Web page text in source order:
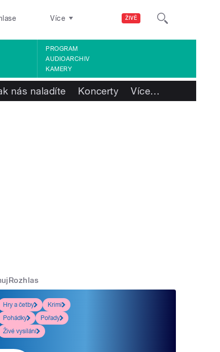
ŽIVĚ
Více
PROGRAM
AUDIOARCHIV
KAMERY
nás naladíte Koncerty Více…
Hry a četby
Krimi
Pohádky
Pořady
Živé vysílání